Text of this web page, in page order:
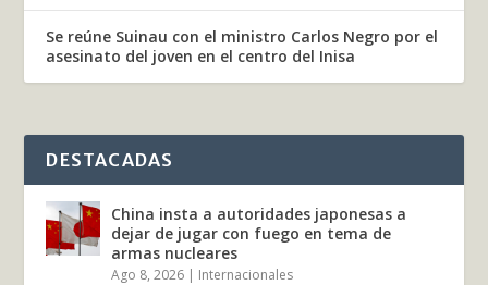
Se reúne Suinau con el ministro Carlos Negro por el
asesinato del joven en el centro del Inisa
DESTACADAS
China insta a autoridades japonesas a
dejar de jugar con fuego en tema de
armas nucleares
Ago 8, 2026 | Internacionales